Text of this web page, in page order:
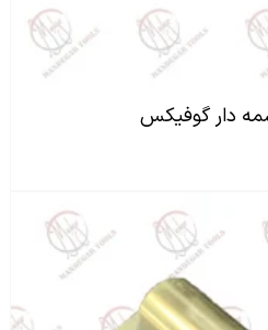
دار گوفیکس